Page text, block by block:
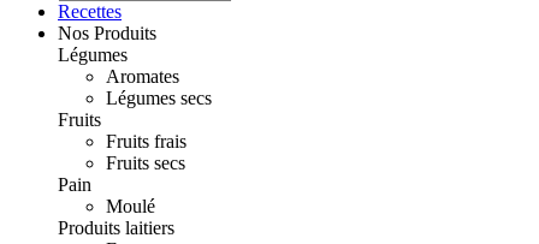
Recettes
Nos Produits
Légumes
Aromates
Légumes secs
Fruits
Fruits frais
Fruits secs
Pain
Moulé
Produits laitiers